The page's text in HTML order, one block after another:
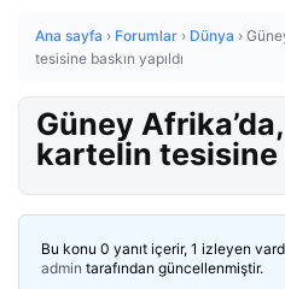
Ana sayfa › Forumlar › Dünya ›
tesisine baskın yapıldı
Güney
kartelin tesisine
Bu konu 0 yanıt içerir, 1 izleyen
admin tarafından güncellenmiştir.